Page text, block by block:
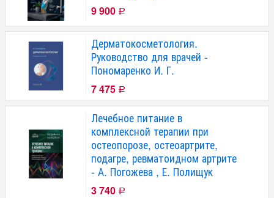
9 900 Р
Дерматокосметология.
Руководство для врачей -
Пономаренко И. Г.
7 475 Р
Лечебное питание в
комплексной терапии при
остеопорозе, остеоартрите,
подагре, ревматоидном артрите
- А. Погожева , Е. Полищук
3 740 Р